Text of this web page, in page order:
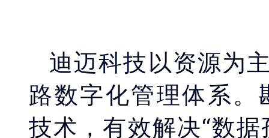
迪迈科技以资源为
路数字化管理体系
技术，有效解决“数